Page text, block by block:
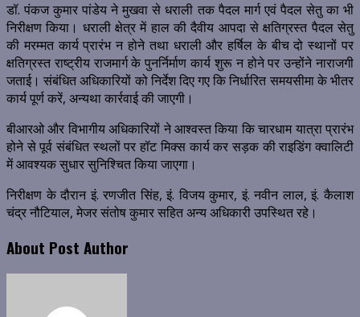
डॉ. पंकज कुमार पांडेय ने मुखवा से धराली तक पैदल मार्ग एवं पैदल सेतु का भी
निरीक्षण किया। धराली क्षेत्र में हाल की दैवीय आपदा से क्षतिग्रस्त पैदल सेतु
की मरम्मत कार्य प्रारंभ न होने तथा धराली और हर्षिल के बीच दो स्थानों पर
क्षतिग्रस्त राष्ट्रीय राजमार्ग के पुनर्निर्माण कार्य शुरू न होने पर उन्होंने नाराजगी
जताई। संबंधित अधिकारियों को निर्देश दिए गए कि निर्धारित समयसीमा के भीतर
कार्य पूर्ण करें, अन्यथा कार्रवाई की जाएगी।
बीआरओ और विभागीय अधिकारियों ने आश्वस्त किया कि चारधाम यात्रा प्रारंभ
होने से पूर्व संबंधित स्थलों पर हॉट मिक्स कार्य कर सड़क की राइडिंग क्वालिटी
में आवश्यक सुधार सुनिश्चित किया जाएगा।
निरीक्षण के दौरान इं. रणजीत सिंह, इं. विजय कुमार, इं. नवीन लाल, इं. कैलाश
चंद्र नौटियाल, मेजर संतोष कुमार सहित अन्य अधिकारी उपस्थित रहे।
About Post Author